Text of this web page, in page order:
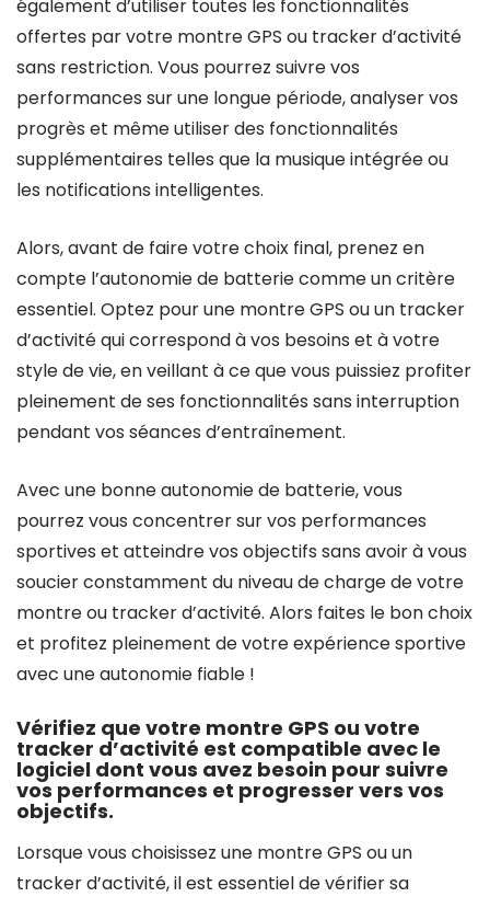
également d’utiliser toutes les fonctionnalités
offertes par votre montre GPS ou tracker d’activité
sans restriction. Vous pourrez suivre vos
performances sur une longue période, analyser vos
progrès et même utiliser des fonctionnalités
supplémentaires telles que la musique intégrée ou
les notifications intelligentes.
Alors, avant de faire votre choix final, prenez en
compte l’autonomie de batterie comme un critère
essentiel. Optez pour une montre GPS ou un tracker
d’activité qui correspond à vos besoins et à votre
style de vie, en veillant à ce que vous puissiez profiter
pleinement de ses fonctionnalités sans interruption
pendant vos séances d’entraînement.
Avec une bonne autonomie de batterie, vous
pourrez vous concentrer sur vos performances
sportives et atteindre vos objectifs sans avoir à vous
soucier constamment du niveau de charge de votre
montre ou tracker d’activité. Alors faites le bon choix
et profitez pleinement de votre expérience sportive
avec une autonomie fiable !
Vérifiez que votre montre GPS ou votre
tracker d’activité est compatible avec le
logiciel dont vous avez besoin pour suivre
vos performances et progresser vers vos
objectifs.
Lorsque vous choisissez une montre GPS ou un
tracker d’activité, il est essentiel de vérifier sa